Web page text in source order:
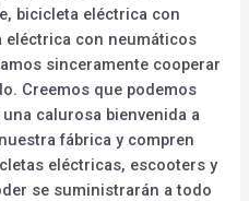
bicicleta eléctrica con
con neumáticos
sinceramente cooperar
Creemos que podemos
calurosa bienvenida a
fábrica y compren
eléctricas, escooters y
se suministrarán a todo